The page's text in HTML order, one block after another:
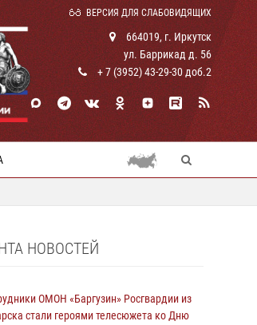
ВЕРСИЯ ДЛЯ СЛАБОВИДЯЩИХ
664019, г. Иркутск
ул. Баррикад д. 56
+ 7 (3952) 43-29-30 доб.2
НОВОСТЕЙ
ОМОН «Баргузин» Росгвардии из
стали героями телесюжета ко Дню